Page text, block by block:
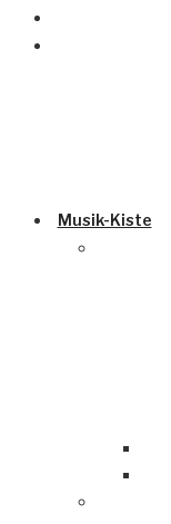
Musik-Kiste